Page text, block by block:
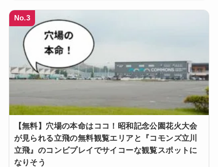
No.3
【無料】穴場の本命はココ！昭和記念公園花火大会
が見られる立飛の無料観覧エリアと『コモンズ立川
立飛』のコンビプレイでサイコーな観覧スポットに
なりそう